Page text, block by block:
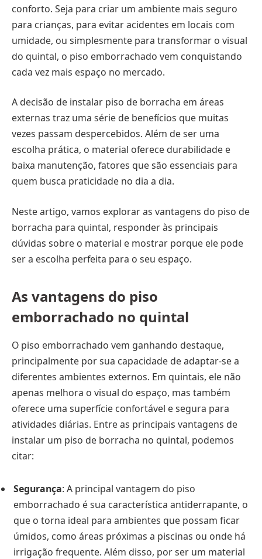
conforto. Seja para criar um ambiente mais seguro
para crianças, para evitar acidentes em locais com
umidade, ou simplesmente para transformar o visual
do quintal, o piso emborrachado vem conquistando
cada vez mais espaço no mercado.
A decisão de instalar piso de borracha em áreas
externas traz uma série de benefícios que muitas
vezes passam despercebidos. Além de ser uma
escolha prática, o material oferece durabilidade e
baixa manutenção, fatores que são essenciais para
quem busca praticidade no dia a dia.
Neste artigo, vamos explorar as vantagens do piso de
borracha para quintal, responder às principais
dúvidas sobre o material e mostrar porque ele pode
ser a escolha perfeita para o seu espaço.
As vantagens do piso
emborrachado no quintal
O piso emborrachado vem ganhando destaque,
principalmente por sua capacidade de adaptar-se a
diferentes ambientes externos. Em quintais, ele não
apenas melhora o visual do espaço, mas também
oferece uma superfície confortável e segura para
atividades diárias. Entre as principais vantagens de
instalar um piso de borracha no quintal, podemos
citar:
Segurança: A principal vantagem do piso
emborrachado é sua característica antiderrapante, o
que o torna ideal para ambientes que possam ficar
úmidos, como áreas próximas a piscinas ou onde há
irrigação frequente. Além disso, por ser um material